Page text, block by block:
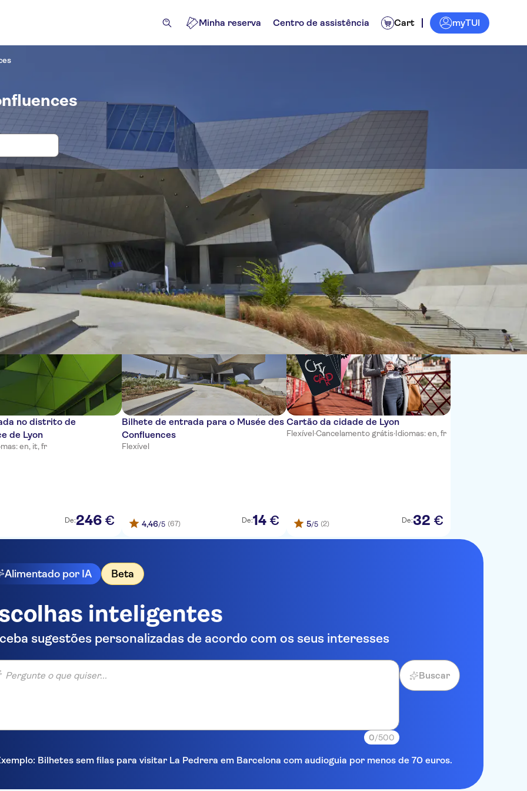
Minha reserva Centro de assistência Cart myTUI
bilhetes para Musée des Confluences
e visitas guiadas Excursões e passeios de um dia Experiências para os locais
Ordenar por:
no distrito de
de Lyon
en, it, fr
De:246 €
Bilhete de entrada para o Musée des
Confluences
Flexível
4,46/5 (67) De:14 €
Cartão da cidade de Lyon
Flexível·Cancelamento grátis·Idiomas: en, fr
5/5 (2) De:32 €
Alimentado por IA Beta
inteligentes
sugestões personalizadas de acordo com os seus interesses
o que quiser...
0/500
Buscar
Bilhetes sem filas para visitar La Pedrera em Barcelona com audioguia por menos de 70 euros.